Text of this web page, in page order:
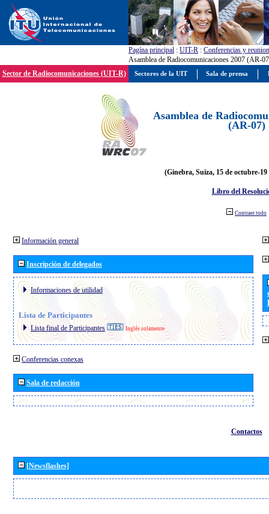
Pagína principal : UIT-R : Conferencias y
Asamblea de Radiocomunicaciones 2007 (AR-
Sector de Radiocomunicaciones (UIT-R)
Asamblea de
(AR-07)
(Ginebra, Suiza, 15 de octubre-19
Libro del
Contraer todo
Información general
Inscripción de delegados
Informaciones de utilidad
Lista de Participantes
Lista final de Participantes Inglés solamente
Conferencias conexas
Sala de redacción
Contactos
[Newsflashes]
Sectores de la UIT Sala de prensa